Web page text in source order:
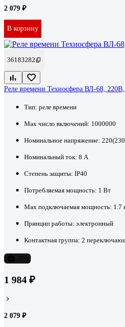
2 079 ₽
В корзину
36183282
Реле времени Техносфера ВЛ-68,
Тип: реле времени
Max число включений: 1000000
Номинальное напряжение:
Номинальный ток: 8 А
Степень защиты: IP40
Потребляемая мощность: 1 Вт
Max подключаемая мощность: 1.7
Принцип работы: электронный
Контактная группа: 2
1 984 ₽
2 079 ₽